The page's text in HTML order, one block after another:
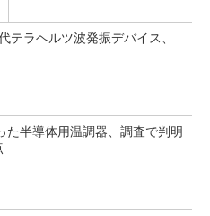
テラヘルツ波発振デバイス、
た半導体用温調器、調査で判明